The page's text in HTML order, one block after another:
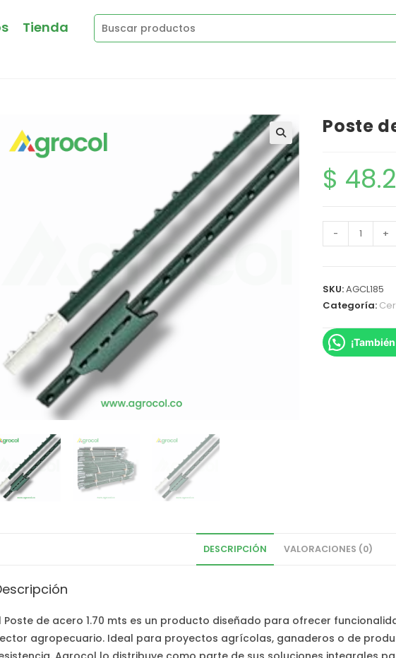
Tienda
Poste
$
- +
SKU:AGCL185
Categoría:
DESCRIPCIÓN VALORACIONES (0)
Poste de acero 1.70 mts es un producto diseñado para ofrecer
agropecuario. Ideal para proyectos agrícolas, ganaderos o de